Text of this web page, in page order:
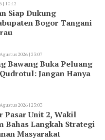
| 10:12
Siap Dukung
Bogor Tangani
2026 | 23:07
Bawang Buka Peluang
Jangan Hanya
2026 | 23:03
Pasar Unit 2, Wakil
Bahas Langkah Strategi
Masyarakat